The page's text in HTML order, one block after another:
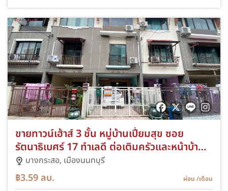
ขายทาวน์เฮ้าส์ 3 ชั้น หมู่บ้านเปี่ยมสุข ซอย
รัตนาธิเบศร์ 17 ทำเลดี ต่อเติมครัวและหน้าบ้าน
พร้อมอยู่ ทาวน์เฮ้าส์เล่นระดับ
บางกระสอ, เมืองนนทบุรี
฿3.59ลบ. ผ่อน /เดือน